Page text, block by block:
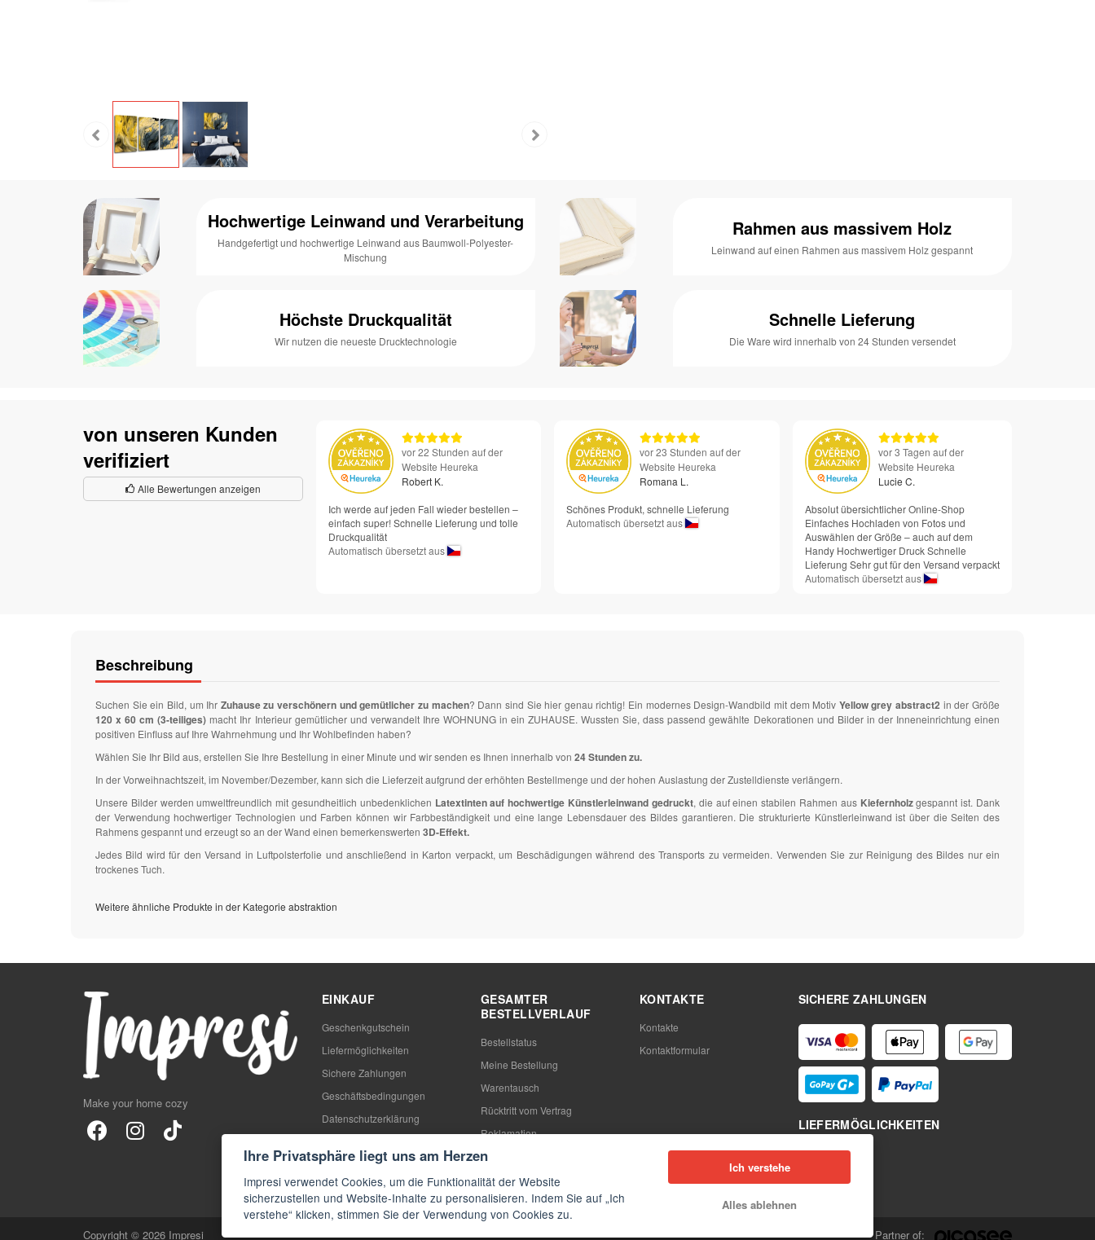
Hochwertige Leinwand und Verarbeitung
Handgefertigt und hochwertige Leinwand aus Baumwoll-Polyester-
Mischung
Rahmen aus massivem Holz
Leinwand auf einen Rahmen aus massivem Holz gespannt
Höchste Druckqualität
Wir nutzen die neueste Drucktechnologie
Schnelle Lieferung
Die Ware wird innerhalb von 24 Stunden versendet
von unseren Kunden
verifiziert
Alle Bewertungen anzeigen
vor 22 Stunden auf der
Website Heureka
Robert K.
Ich werde auf jeden Fall wieder bestellen –
einfach super! Schnelle Lieferung und tolle
Druckqualität
Automatisch übersetzt aus
vor 23 Stunden auf der
Website Heureka
Romana L.
Schönes Produkt, schnelle Lieferung
Automatisch übersetzt aus
vor 3 Tagen auf der
Website Heureka
Lucie C.
Absolut übersichtlicher Online-Shop
Einfaches Hochladen von Fotos und
Auswählen der Größe – auch auf dem
Handy Hochwertiger Druck Schnelle
Lieferung Sehr gut für den Versand verpackt
Automatisch übersetzt aus
Beschreibung
Suchen Sie ein Bild, um Ihr Zuhause zu verschönern und gemütlicher zu machen? Dann sind Sie hier genau richtig! Ein modernes Design-Wandbild mit dem Motiv Yellow grey abstract2 in der Größe
120 x 60 cm (3-teiliges) macht Ihr Interieur gemütlicher und verwandelt Ihre WOHNUNG in ein ZUHAUSE. Wussten Sie, dass passend gewählte Dekorationen und Bilder in der Inneneinrichtung einen
positiven Einfluss auf Ihre Wahrnehmung und Ihr Wohlbefinden haben?
Wählen Sie Ihr Bild aus, erstellen Sie Ihre Bestellung in einer Minute und wir senden es Ihnen innerhalb von 24 Stunden zu.
In der Vorweihnachtszeit, im November/Dezember, kann sich die Lieferzeit aufgrund der erhöhten Bestellmenge und der hohen Auslastung der Zustelldienste verlängern.
Unsere Bilder werden umweltfreundlich mit gesundheitlich unbedenklichen Latextinten auf hochwertige Künstlerleinwand gedruckt, die auf einen stabilen Rahmen aus Kiefernholzgespannt ist. Dank
der Verwendung hochwertiger Technologien und Farben können wir Farbbeständigkeit und eine lange Lebensdauer des Bildes garantieren. Die strukturierte Künstlerleinwand ist über die Seiten des
Rahmens gespannt und erzeugt so an der Wand einen bemerkenswerten 3D-Effekt.
Jedes Bild wird für den Versand in Luftpolsterfolie und anschließend in Karton verpackt, um Beschädigungen während des Transports zu vermeiden. Verwenden Sie zur Reinigung des Bildes nur ein
trockenes Tuch.
Weitere ähnliche Produkte in der Kategorie abstraktion
Make your home cozy
SICHERE ZAHLUNGEN
LIEFERMÖGLICHKEITEN
EINKAUF
Geschenkgutschein
Liefermöglichkeiten
Sichere Zahlungen
Geschäftsbedingungen
Datenschutzerklärung
Blog
FAQs
GESAMTER
BESTELLVERLAUF
Bestellstatus
Meine Bestellung
Warentausch
Rücktritt vom Vertrag
Reklamation
KONTAKTE
Kontakte
Kontaktformular
Copyright © 2026 Impresi Partner of:
Ihre Privatsphäre liegt uns am Herzen
Impresi verwendet Cookies, um die Funktionalität der Website
sicherzustellen und Website-Inhalte zu personalisieren. Indem Sie auf „Ich
verstehe“ klicken, stimmen Sie der Verwendung von Cookies zu.
Ich verstehe
Alles ablehnen